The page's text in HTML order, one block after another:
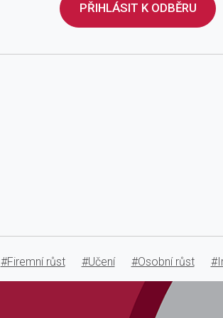
PŘIHLÁSIT K ODBĚRU
#Firemní růst #Učení #Osobní růst